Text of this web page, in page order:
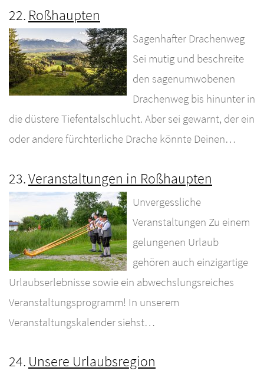
22. Roßhaupten
Sagenhafter Drachenweg
Sei mutig und beschreite
den sagenumwobenen
Drachenweg bis hinunter in
die düstere Tiefentalschlucht. Aber sei gewarnt, der ein
oder andere fürchterliche Drache könnte Deinen…
23.Veranstaltungen in Roßhaupten
Unvergessliche
Veranstaltungen Zu einem
gelungenen Urlaub
gehören auch einzigartige
Urlaubserlebnisse sowie ein abwechslungsreiches
Veranstaltungsprogramm! In unserem
Veranstaltungskalender siehst…
24. Unsere Urlaubsregion